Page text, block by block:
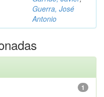
Guerra, José
Antonio
1